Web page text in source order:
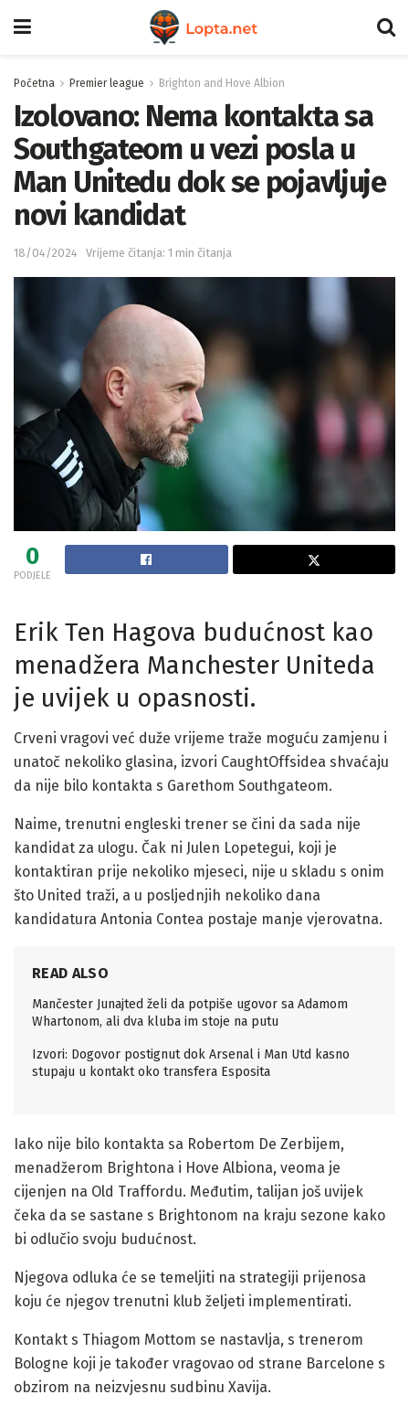
Početna Premier league Brighton and Hove Albion
Izolovano: Nema kontakta sa
Southgateom u vezi posla u
Man Unitedu dok se pojavljuje
novi kandidat
18/04/2024 Vrijeme čitanja: 1 min čitanja
0
PODJELE
Erik Ten Hagova budućnost kao
menadžera Manchester Uniteda
je uvijek u opasnosti.
Crveni vragovi već duže vrijeme traže moguću zamjenu i
unatoč nekoliko glasina, izvori CaughtOffsidea shvaćaju
da nije bilo kontakta s Garethom Southgateom.
Naime, trenutni engleski trener se čini da sada nije
kandidat za ulogu. Čak ni Julen Lopetegui, koji je
kontaktiran prije nekoliko mjeseci, nije u skladu s onim
što United traži, a u posljednjih nekoliko dana
kandidatura Antonia Contea postaje manje vjerovatna.
READ ALSO
Mančester Junajted želi da potpiše ugovor sa Adamom
Whartonom, ali dva kluba im stoje na putu
Izvori: Dogovor postignut dok Arsenal i Man Utd kasno
stupaju u kontakt oko transfera Esposita
Iako nije bilo kontakta sa Robertom De Zerbijem,
menadžerom Brightona i Hove Albiona, veoma je
cijenjen na Old Traffordu. Međutim, talijan još uvijek
čeka da se sastane s Brightonom na kraju sezone kako
bi odlučio svoju budućnost.
Njegova odluka će se temeljiti na strategiji prijenosa
koju će njegov trenutni klub željeti implementirati.
Kontakt s Thiagom Mottom se nastavlja, s trenerom
Bologne koji je također vragovao od strane Barcelone s
obzirom na neizvjesnu sudbinu Xavija.